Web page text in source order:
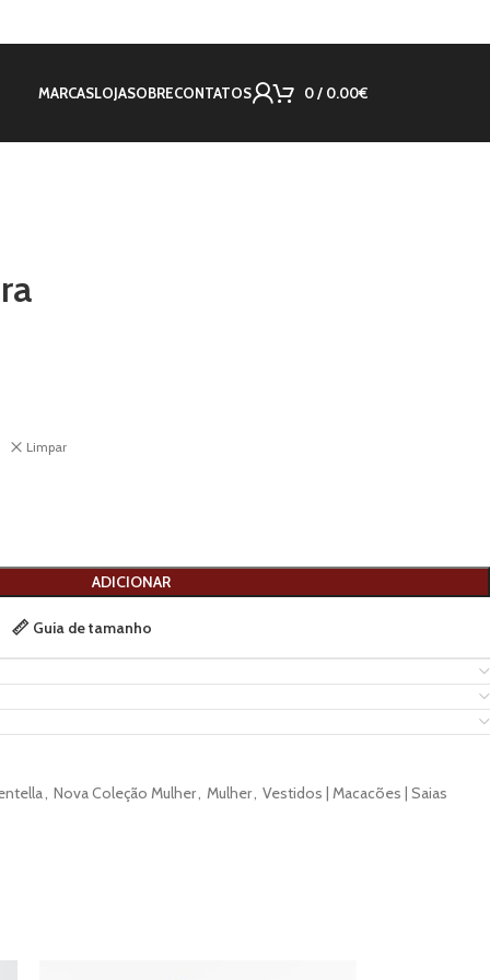
MARCASLOJASOBRECONTATOS 0/ 0.00€
Limpar
ADICIONAR
Guia de tamanho
, Nova Coleção Mulher, Mulher, Vestidos | Macacões | Saias